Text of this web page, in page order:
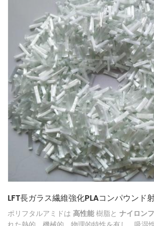
LFT長ガラス繊維強化PLAコンパウンド
ポリフタルアミドは 高性能樹脂と ナイロン